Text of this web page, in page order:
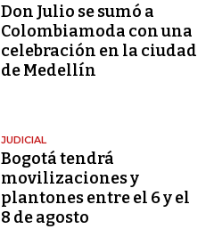
Don Julio se sumó a
Colombiamoda con una
celebración en la ciudad
de Medellín
JUDICIAL
Bogotá tendrá
movilizaciones y
plantones entre el 6 y el
8 de agosto